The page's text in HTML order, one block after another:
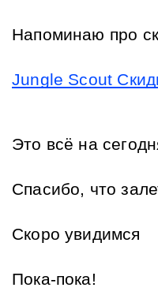
Напоминаю про
Jungle Scout
Это всё на
Спасибо, что
Скоро увидимся
Пока-пока!